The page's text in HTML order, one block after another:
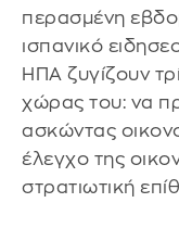
περασμένη
ισπανικό
ΗΠΑ ζυγίζουν
χώρας του: να
ασκώντας
έλεγχο της
στρατιωτική